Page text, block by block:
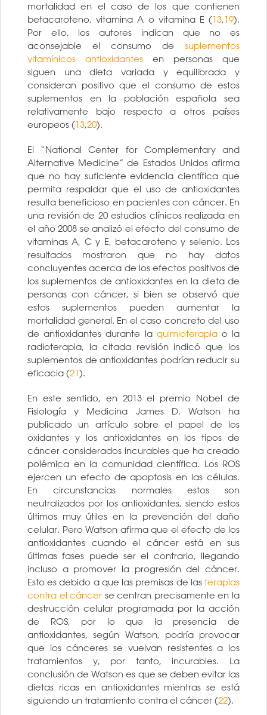
mortalidad en el caso de los que contienen
betacaroteno, vitamina A o vitamina E (13,19).
Por ello, los autores indican que no es
aconsejable el consumo de suplementos
vitamínicos antioxidantes en personas que
siguen una dieta variada y equilibrada y
consideran positivo que el consumo de estos
suplementos en la población española sea
relativamente bajo respecto a otros países
europeos (13,20).
El “National Center for Complementary and
Alternative Medicine” de Estados Unidos afirma
que no hay suficiente evidencia científica que
permita respaldar que el uso de antioxidantes
resulta beneficioso en pacientes con cáncer. En
una revisión de 20 estudios clínicos realizada en
el año 2008 se analizó el efecto del consumo de
vitaminas A, C y E, betacaroteno y selenio. Los
resultados mostraron que no hay datos
concluyentes acerca de los efectos positivos de
los suplementos de antioxidantes en la dieta de
personas con cáncer, si bien se observó que
estos suplementos pueden aumentar la
mortalidad general. En el caso concreto del uso
de antioxidantes durante la quimioterapiao la
radioterapia, la citada revisión indicó que los
suplementos de antioxidantes podrían reducir su
eficacia (21).
En este sentido, en 2013 el premio Nobel de
Fisiología y Medicina James D. Watson ha
publicado un artículo sobre el papel de los
oxidantes y los antioxidantes en los tipos de
cáncer considerados incurables que ha creado
polémica en la comunidad científica. Los ROS
ejercen un efecto de apoptosis en las células.
En circunstancias normales estos son
neutralizados por los antioxidantes, siendo estos
últimos muy útiles en la prevención del daño
celular. Pero Watson afirma que el efecto de los
antioxidantes cuando el cáncer está en sus
últimas fases puede ser el contrario, llegando
incluso a promover la progresión del cáncer.
Esto es debido a que las premisas de las terapias
contra el cáncer se centran precisamente en la
destrucción celular programada por la acción
de ROS, por lo que la presencia de
antioxidantes, según Watson, podría provocar
que los cánceres se vuelvan resistentes a los
tratamientos y, por tanto, incurables. La
conclusión de Watson es que se deben evitar las
dietas ricas en antioxidantes mientras se está
siguiendo un tratamiento contra el cáncer (22).